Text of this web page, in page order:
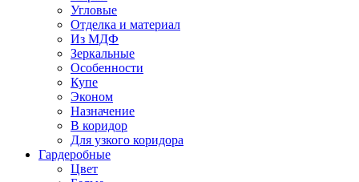
Угловые
Отделка и материал
Из МДФ
Зеркальные
Особенности
Купе
Эконом
Назначение
В коридор
Для узкого коридора
Гардеробные
Цвет